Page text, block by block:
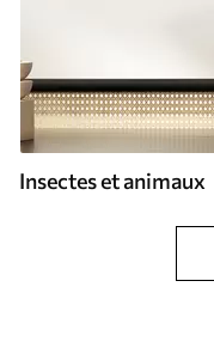
Insectes et animaux